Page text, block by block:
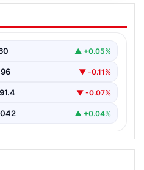
– FC Midtjylland
Midtjylland, 06 Ağustos
▲ +0.05%
▼ -0.11%
▼ -0.07%
▲ +0.04%